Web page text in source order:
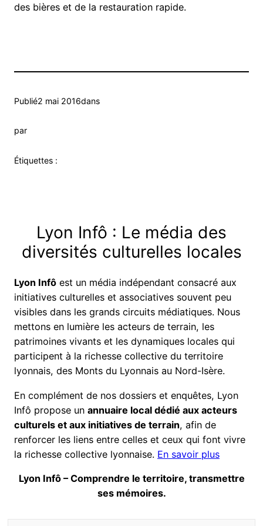
des bières et de la restauration rapide.
Publié2 mai 2016dans
par
Étiquettes :
Lyon Infô : Le média des
diversités culturelles locales
Lyon Infô est un média indépendant consacré aux
initiatives culturelles et associatives souvent peu
visibles dans les grands circuits médiatiques. Nous
mettons en lumière les acteurs de terrain, les
patrimoines vivants et les dynamiques locales qui
participent à la richesse collective du territoire
lyonnais, des Monts du Lyonnais au Nord-Isère.
En complément de nos dossiers et enquêtes, Lyon
Infô propose un annuaire local dédié aux acteurs
culturels et aux initiatives de terrain, afin de
renforcer les liens entre celles et ceux qui font vivre
la richesse collective lyonnaise. En savoir plus
Lyon Infô – Comprendre le territoire, transmettre
ses mémoires.